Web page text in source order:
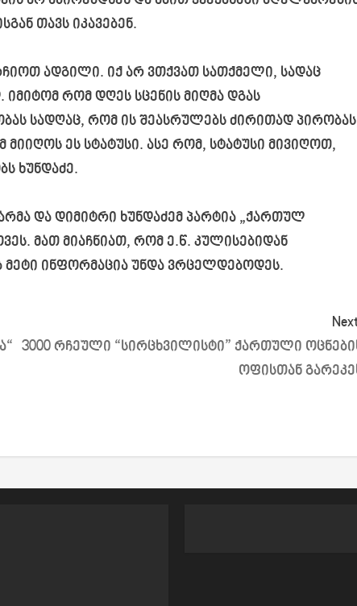
თავს იკავებენ.
ადგილი. იქ არ ვთქვათ სათქმელი, სადაც
იმიტომ რომ დღეს სცენის მიღმა დგას
სადღაც, რომ ის შეასრულებს ძირითად
ეს სტატუსი. ასე რომ, სტატუსი მივიღოთ,
ხუნდაძე.
და დიმიტრი ხუნდაძემ პარტია „ქართულ
მათ მიაჩნიათ, რომ ე.წ. კულისებიდან
მეტი ინფორმაცია უნდა ვრცელდებოდეს.
3000 რჩეული “სირცხვილისტი” ქართული
ოფისთან